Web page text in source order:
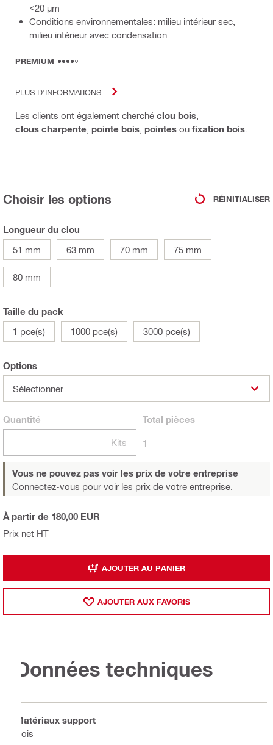
<20 µm
Conditions environnementales: milieu intérieur sec,
milieu intérieur avec condensation
PREMIUM
PLUS D'INFORMATIONS
Les clients ont également cherché clou bois
clous charpente pointe bois pointes ou fixation bois
Choisir les options RÉINITIALISER
Longueur du clou
51 mm
63 mm 70 mm 75 mm
80 mm
Taille du pack
1 pce(s)
1000 pce(s) 3000 pce(s)
Options
Sélectionner
Quantité
Kits
Total pièces
1
Vous ne pouvez pas voir les prix de votre entreprise
Connectez-vous pour voir les prix de votre entreprise.
Prix net HT
À partir de 180,00 EUR
AJOUTER AU PANIER
AJOUTER AUX FAVORIS
Données techniques
Matériaux support
Bois